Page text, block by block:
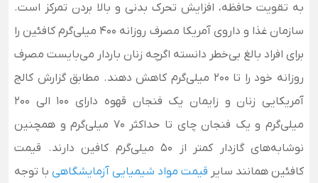
به تقویت حافظه، افزایش تحرک بدنی و بالا بردن تمرکز است.
سازمان غذا و داروی آمریکا مصرف روزانه 400 میلی‌گرم کافئین را
برای افراد بالغ بی‌خطر دانسته اگرچه زنان باردار می‌بایست مصرف
روزانه خود را تا 200 میلی‌گرم کاهش دهند. مطابق گزارش کالج
آمریکایی زنان و زایمان یک فنجان قهوه دارای 100 الی 200
میلی‌گرم و یک فنجان چای تا حداکثر 70 میلی‌گرم و همچنین
نوشابه‌های گازدار کمتر از 50 میلی‌گرم کافین دارند. قیمت
کافئین همانند سایر قیمت مواد شیمیایی آزمایشگاهی با توجه